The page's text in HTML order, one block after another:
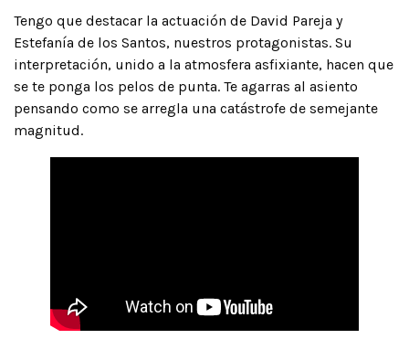
Tengo que destacar la actuación de David Pareja y
Estefanía de los Santos, nuestros protagonistas. Su
interpretación, unido a la atmosfera asfixiante, hacen que
se te ponga los pelos de punta. Te agarras al asiento
pensando como se arregla una catástrofe de semejante
magnitud.